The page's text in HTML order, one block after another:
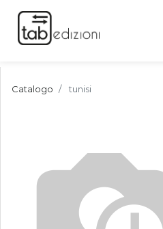
Catalogo tunisi